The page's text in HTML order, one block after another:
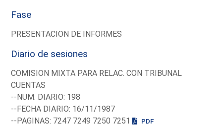
Fase
PRESENTACION DE INFORMES
Diario de sesiones
COMISION MIXTA PARA RELAC. CON TRIBUNAL
CUENTAS
--NUM. DIARIO: 198
--FECHA DIARIO: 16/11/1987
--PAGINAS: 7247 7249 7250 7251
PDF